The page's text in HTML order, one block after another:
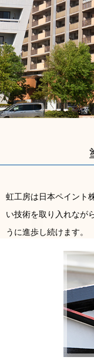
虹工房は日本ペイント
い技術を取り入れなが
うに進歩し続けます。